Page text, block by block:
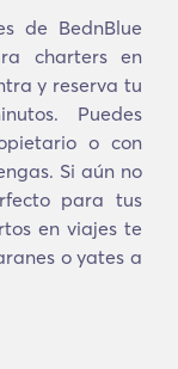
de BednBlue
charters en
y reserva tu
Puedes
o con
Si aún no
para tus
en viajes te
o yates a